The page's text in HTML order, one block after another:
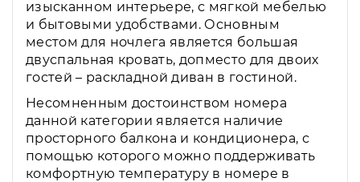
изысканном интерьере, с мягкой мебелью
и бытовыми удобствами. Основным
местом для ночлега является большая
двуспальная кровать, допместо для двоих
гостей – раскладной диван в гостиной.
Несомненным достоинством номера
данной категории является наличие
просторного балкона и кондиционера, с
помощью которого можно поддерживать
комфортную температуру в номере в